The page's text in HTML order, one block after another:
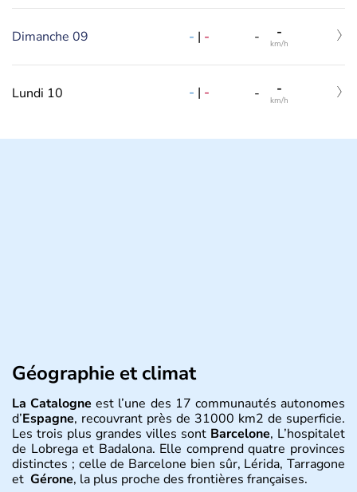
Dimanche 09 - | - - -
km/h
Lundi 10 - | - - -
km/h
Géographie et climat
La Catalogne est l’une des 17 communautés autonomes
d’Espagne, recouvrant près de 31000 km2 de superficie.
Les trois plus grandes villes sont Barcelone, L’hospitalet
de Lobrega et Badalona. Elle comprend quatre provinces
distinctes ; celle de Barcelone bien sûr, Lérida, Tarragone
et Gérone, la plus proche des frontières françaises.